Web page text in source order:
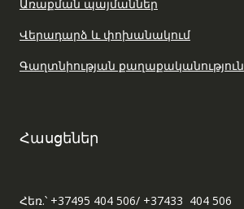
Առաքման պայմաններ
Վերադարձ և փոխանակում
Գաղտնիության քաղաքականություն
Հասցեներ
Հեռ.՝ +37495 404 506/ +37433 404 506